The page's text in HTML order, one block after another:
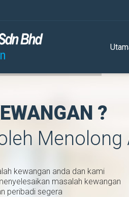
?
Menolong
kewangan anda dan kami
masalah kewangan
peribadi segera